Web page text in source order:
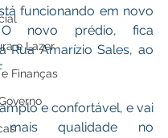
e Lazer
Finanças
funcionando em novo
O novo prédio, fica
Rua Amarízio Sales, ao
mais qualidade no